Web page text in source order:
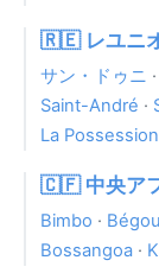
🇷🇪 レユニ
サン・ドゥニ ·
Saint-André ·
La Possession
🇨🇫 中央ア
Bimbo ·
Bossangoa ·